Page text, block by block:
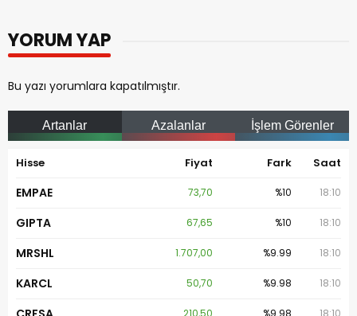
YORUM YAP
Bu yazı yorumlara kapatılmıştır.
Artanlar Azalanlar İşlem Görenler
Hisse Fiyat Fark Saat
EMPAE 73,70 %10 18:10
GIPTA 67,65 %10 18:10
MRSHL 1.707,00 %9.99 18:10
KARCL 50,70 %9.98 18:10
210,50 %9.98 18:10